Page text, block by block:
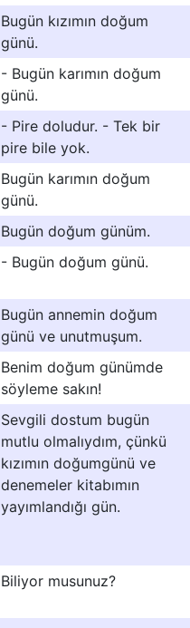
Bugün kızımın doğum
günü.
- Bugün karımın doğum
günü.
- Pire doludur. - Tek bir
pire bile yok.
Bugün karımın doğum
günü.
Bugün doğum günüm.
- Bugün doğum günü.
Bugün annemin doğum
günü ve unutmuşum.
Benim doğum günümde
söyleme sakın!
Sevgili dostum bugün
mutlu olmalıydım, çünkü
kızımın doğumgünü ve
denemeler kitabımın
yayımlandığı gün.
Biliyor musunuz?